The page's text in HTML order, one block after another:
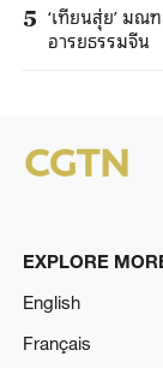
5 ‘เทียนสุ่ย’ มณ
อารยธรรมจีน
EXPLORE
English
Français